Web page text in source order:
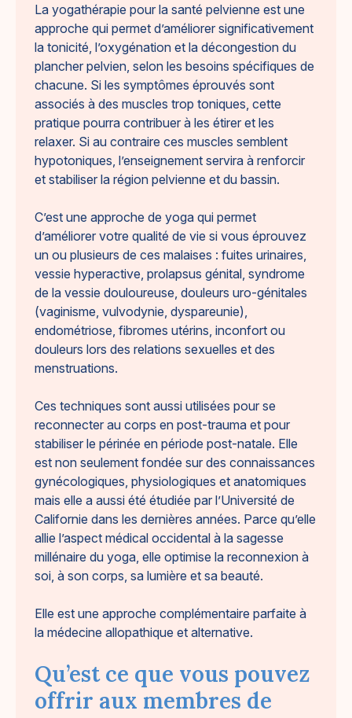
La yogathérapie pour la santé pelvienne est une
approche qui permet d’améliorer significativement
la tonicité, l’oxygénation et la décongestion du
plancher pelvien, selon les besoins spécifiques de
chacune. Si les symptômes éprouvés sont
associés à des muscles trop toniques, cette
pratique pourra contribuer à les étirer et les
relaxer. Si au contraire ces muscles semblent
hypotoniques, l’enseignement servira à renforcir
et stabiliser la région pelvienne et du bassin.
C’est une approche de yoga qui permet
d’améliorer votre qualité de vie si vous éprouvez
un ou plusieurs de ces malaises : fuites urinaires,
vessie hyperactive, prolapsus génital, syndrome
de la vessie douloureuse, douleurs uro-génitales
(vaginisme, vulvodynie, dyspareunie),
endométriose, fibromes utérins, inconfort ou
douleurs lors des relations sexuelles et des
menstruations.
Ces techniques sont aussi utilisées pour se
reconnecter au corps en post-trauma et pour
stabiliser le périnée en période post-natale. Elle
est non seulement fondée sur des connaissances
gynécologiques, physiologiques et anatomiques
mais elle a aussi été étudiée par l’Université de
Californie dans les dernières années. Parce qu’elle
allie l’aspect médical occidental à la sagesse
millénaire du yoga, elle optimise la reconnexion à
soi, à son corps, sa lumière et sa beauté.
Elle est une approche complémentaire parfaite à
la médecine allopathique et alternative.
Qu’est ce que vous pouvez
offrir aux membres de